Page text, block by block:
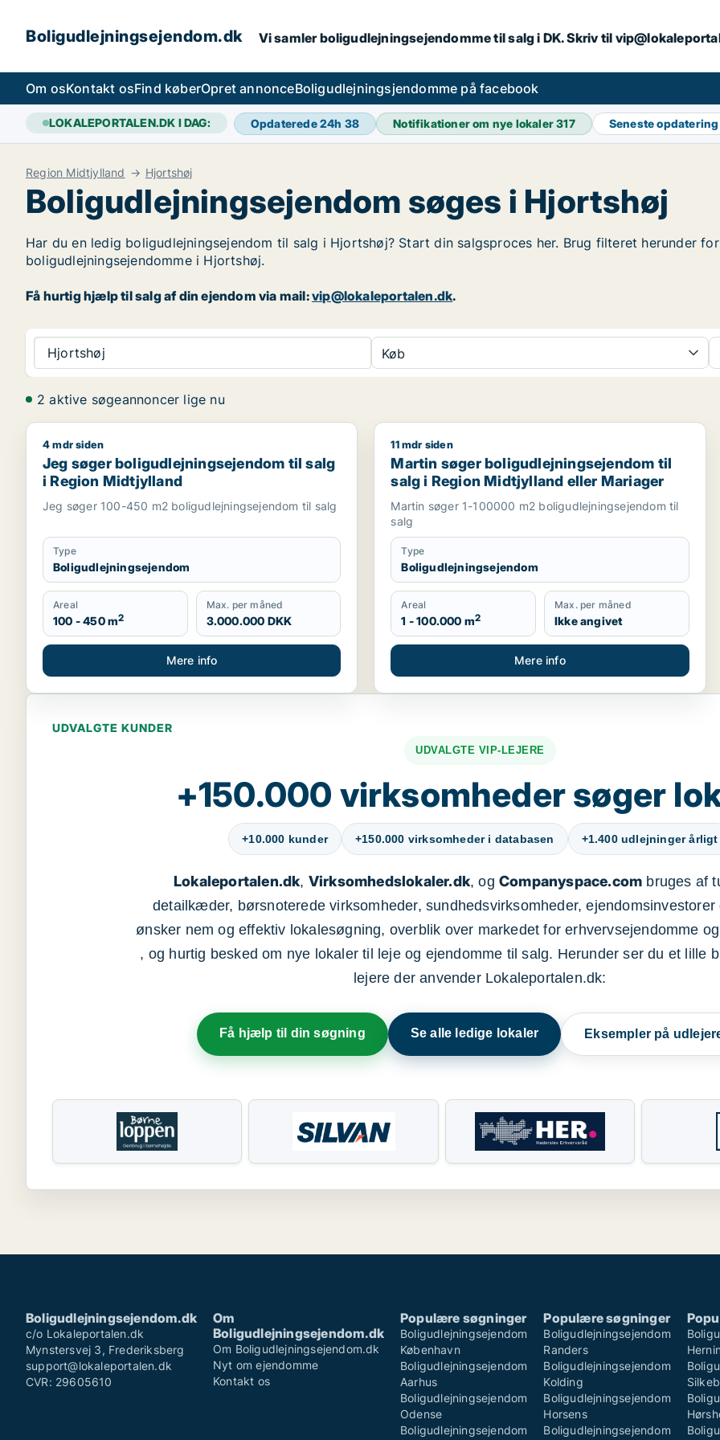
Boligudlejningsejendom.dk Vi samler boligudlejningsejendomme til salg i DK. Skriv til
Om osKontakt osFind køberOpret annonceBoligudlejningsjendomme på facebook
LOKALEPORTALEN.DK I DAG: Opdaterede 24h 38 Notifikationer om nye lokaler317 Seneste opdatering
Region Midtjylland Hjortshøj
Boligudlejningsejendom søges i Hjortshøj
Har du en ledig boligudlejningsejendom til salg i Hjortshøj? Start din salgsproces her. Brug filteret herunder
boligudlejningsejendomme i Hjortshøj.
Få hurtig hjælp til salg af din ejendom via mail:vip@lokaleportalen.dk.
Hjortshøj Køb
2 aktive søgeannoncer lige nu
Jeg søger boligudlejningsejendom til salg i Region Midtjylland
4 mdr siden
Jeg søger boligudlejningsejendom til salg
i Region Midtjylland
Jeg søger 100-450 m2 boligudlejningsejendom til salg
Type
Boligudlejningsejendom
Areal
100 - 450 m2
Max. per måned
3.000.000 DKK
Mere info
Martin søger boligudlejningsejendom til salg i
11 mdr siden
Martin søger boligudlejningsejendom til
salg i Region Midtjylland eller Mariager
Martin søger 1-100000 m2 boligudlejningsejendom til
salg
Type
Boligudlejningsejendom
Areal
1 - 100.000 m2
Max. per måned
Ikke angivet
Mere info
UDVALGTE KUNDER
UDVALGTE VIP-LEJERE
+150.000 virksomheder søger
+10.000 kunder +150.000 virksomheder i databasen +1.400 udlejninger årligt
Lokaleportalen.dk, Virksomhedslokaler.dk, og Companyspace.com bruges af
detailkæder, børsnoterede virksomheder, sundhedsvirksomheder, ejendomsinvestorer
ønsker nem og effektiv lokalesøgning, overblik over markedet for erhvervsejendomme
, og hurtig besked om nye lokaler til leje og ejendomme til salg. Herunder ser du et lille
lejere der anvender Lokaleportalen.dk:
Få hjælp til din søgning Se alle ledige lokaler Eksempler på
Boligudlejningsejendom.dk
c/o Lokaleportalen.dk
Mynstersvej 3, Frederiksberg
support@lokaleportalen.dk
CVR: 29605610
Om
Boligudlejningsejendom.dk
Om Boligudlejningsejendom.dk
Nyt om ejendomme
Kontakt os
Populære søgninger
Boligudlejningsejendom
København
Boligudlejningsejendom
Aarhus
Boligudlejningsejendom
Odense
Boligudlejningsejendom
Populære søgninger
Boligudlejningsejendom
Randers
Boligudlejningsejendom
Kolding
Boligudlejningsejendom
Horsens
Boligudlejningsejendom